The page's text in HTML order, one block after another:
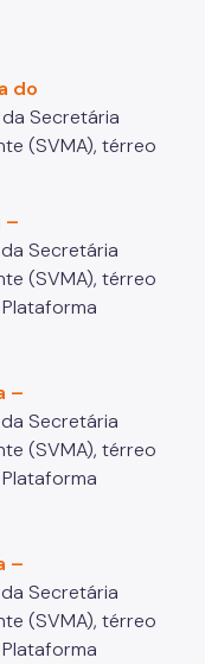
do
Secretária
(SVMA), térreo
–
Secretária
(SVMA), térreo
–
Secretária
(SVMA), térreo
–
Secretária
(SVMA), térreo